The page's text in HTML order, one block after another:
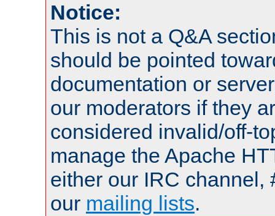
Notice:
This is not a Q&A
should be pointed
documentation or
our moderators if they
considered invalid/off-
manage the Apache
either our IRC channel,
our mailing lists.